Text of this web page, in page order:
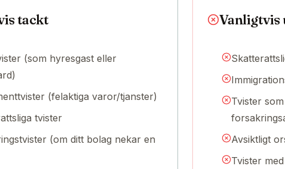
tackt
(som hyresgast eller
(felaktiga varor/tjanster)
tvister
(om ditt bolag nekar en
Vanligtvis
Tvister
Avsiktligt
Tvister